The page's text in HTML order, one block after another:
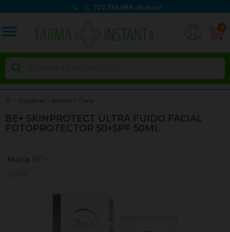
722 335 988 ¡Nuevo!
menu 0

Corporal Solares Cara
BE+ SKINPROTECT ULTRA FUIDO FACIAL
FOTOPROTECTOR 50+SPF 50ML
Marca BE+
Solar